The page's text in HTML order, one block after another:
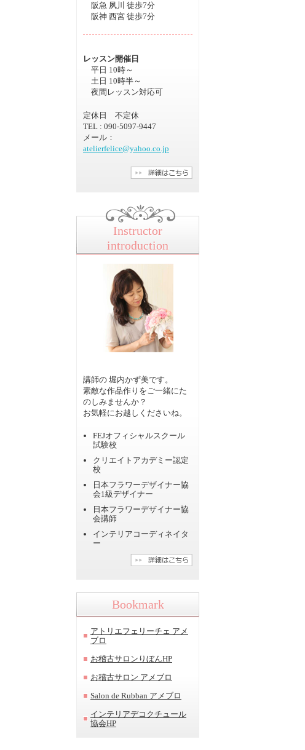
阪急 夙川 徒歩7分
阪神 西宮 徒歩7分
レッスン開催日
平日 10時～
土日 10時半～
夜間レッスン対応可
定休日 不定休
TEL : 090-5097-9447
メール：
atelierfelice@yahoo.co.jp
Instructor
introduction
講師の 堀内かず美です。
素敵な作品作りをご一緒にた
のしみませんか？
お気軽にお越しくださいね。
FEJオフィシャルスクール
試験校
クリエイトアカデミー認定
校
日本フラワーデザイナー協
会1級デザイナー
日本フラワーデザイナー協
会講師
インテリアコーディネイタ
ー
Bookmark
アトリエフェリーチェ アメ
ブロ
お稽古サロンりぼんHP
お稽古サロン アメブロ
Salon de Rubban アメブロ
インテリアデコクチュール
協会HP